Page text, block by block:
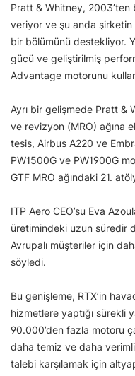
Pratt & Whitney, 2003’ten
veriyor ve şu anda
bir bölümünü destekliyor.
gücü ve geliştirilmiş
Advantage motorunu
Ayrı bir gelişmede Pratt &
ve revizyon (MRO) ağına
tesis, Airbus A220 ve
PW1500G ve PW1900G
GTF MRO ağındaki 21.
ITP Aero CEO’su Eva
üretimindeki uzun süredir
Avrupalı müşteriler için
söyledi.
Bu genişleme, RTX’in
hizmetlere yaptığı sürekli
90.000’den fazla motoru
daha temiz ve daha
talebi karşılamak için